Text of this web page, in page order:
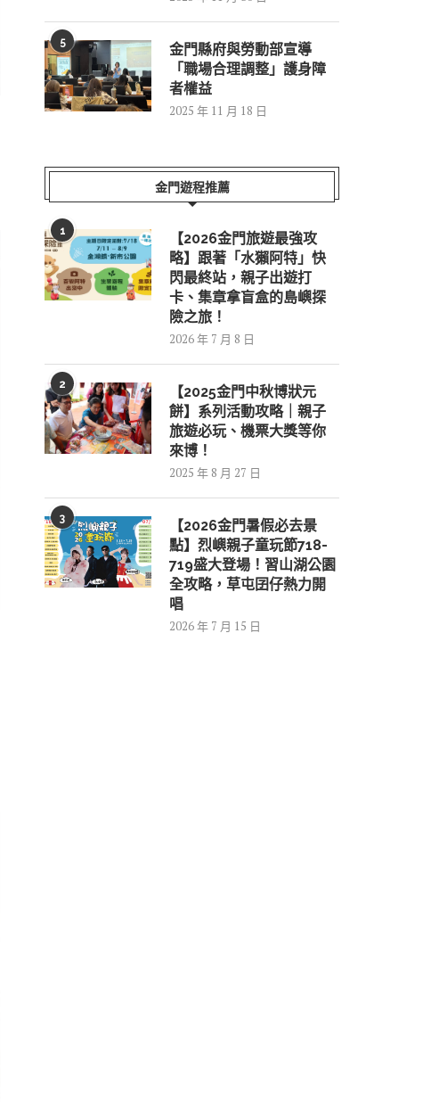
5
金門縣府與勞動部宣導
「職場合理調整」護身障
者權益
2025 年 11 月 18 日
金門遊程推薦
1
【2026金門旅遊最強攻
略】跟著「水獺阿特」快
閃最終站，親子出遊打
卡、集章拿盲盒的島嶼探
險之旅！
2026 年 7 月 8 日
2
【2025金門中秋博狀元
餅】系列活動攻略｜親子
旅遊必玩、機票大獎等你
來博！
2025 年 8 月 27 日
3
【2026金門暑假必去景
點】烈嶼親子童玩節718-
719盛大登場！習山湖公園
全攻略，草屯囝仔熱力開
唱
2026 年 7 月 15 日